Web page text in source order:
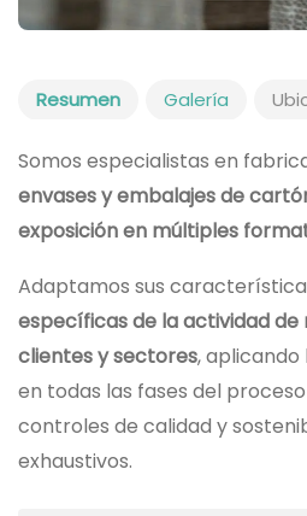
Resumen Galería
Somos especialistas en
envases y embalajes de
exposición en múltiples
Adaptamos sus
específicas de la actividad de
clientes y sectores,
en todas las fases del
controles de calidad y
exhaustivos.